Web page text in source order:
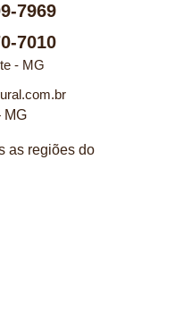
7969
7010
- MG
MG
as regiões do